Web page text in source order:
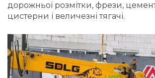
дорожньої розмітки, фрези,
цистерни і величезні тягачі.